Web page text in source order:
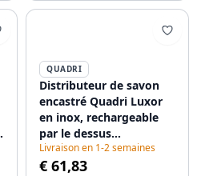
QUADRI
Distributeur de savon
encastré Quadri Luxor
en inox, rechargeable
par le dessus
1208967508
Livraison en 1-2 semaines
€ 61,83